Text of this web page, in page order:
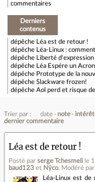
commentaires
Derniers
contenus
dépêche
Léa est de retour !
dépêche
Léa-Linux :
dépêche
Liberté
dépêche
Léa Espére un
dépêche Prototype de la
dépêche Slackware frozen!
dépêche Aol perd et risque
Trier par : date note
intérêt
dernier commentaire
Léa est de retour !
Posté par serge Tchesmeli le
baud123 et Nÿco. Modéré par
Léa-Linux est